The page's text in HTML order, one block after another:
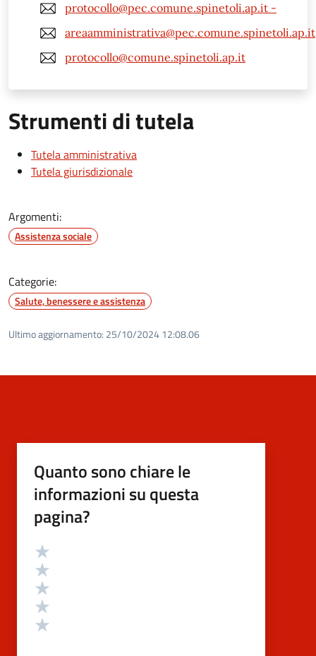
protocollo@pec.comune.spinetoli.ap.it -
areaamministrativa@pec.comune.spinetoli.ap.it
protocollo@comune.spinetoli.ap.it
Strumenti di tutela
Tutela amministrativa
Tutela giurisdizionale
Argomenti:
Assistenza sociale
Categorie:
Salute, benessere e assistenza
Ultimo aggiornamento: 25/10/2024 12:08.06
Quanto sono chiare le
informazioni su questa
pagina?
Valutazione